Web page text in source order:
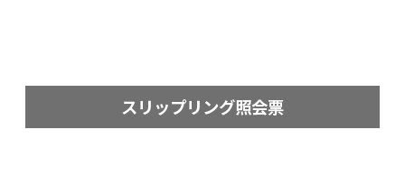
スリップリング照会票